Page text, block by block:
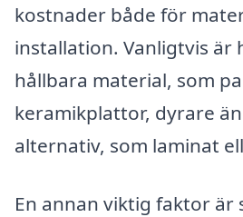
kostnader både för
installation. Vanligtvis är
hållbara material, som
keramikplattor, dyrare
alternativ, som laminat
En annan viktig faktor är